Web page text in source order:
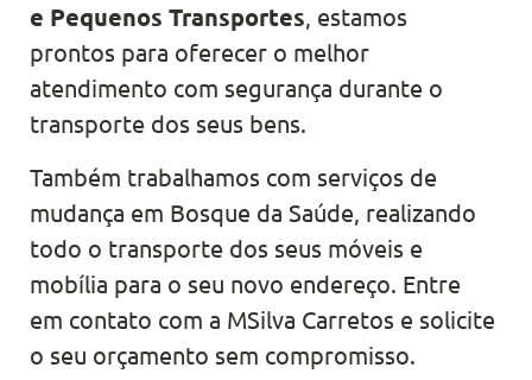
e Pequenos Transportes, estamos
prontos para oferecer o melhor
atendimento com segurança durante o
transporte dos seus bens.
Também trabalhamos com serviços de
mudança em Bosque da Saúde, realizando
todo o transporte dos seus móveis e
mobília para o seu novo endereço. Entre
em contato com a MSilva Carretos e solicite
o seu orçamento sem compromisso.